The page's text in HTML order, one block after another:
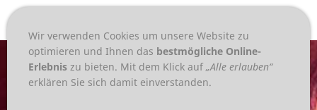
Wir verwenden Cookies um unsere Website zu
optimieren und Ihnen das bestmögliche Online-
Erlebnis zu bieten. Mit dem Klick auf „Alle erlauben“
erklären Sie sich damit einverstanden.